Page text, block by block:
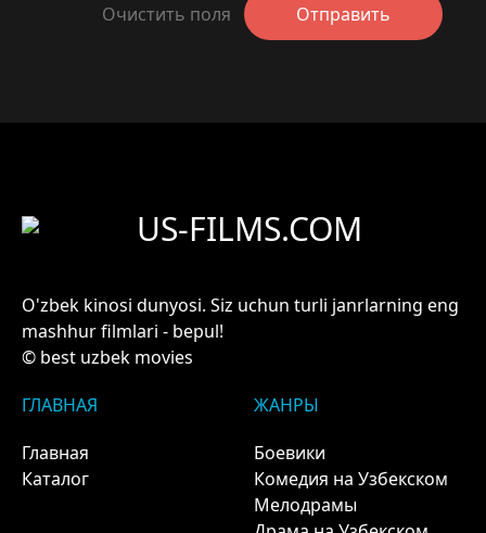
Очистить поля Отправить
US-FILMS.COM
O'zbek kinosi dunyosi. Siz uchun turli janrlarning eng
mashhur filmlari - bepul!
© best uzbek movies
ГЛАВНАЯ
Главная
Каталог
ЖАНРЫ
Боевики
Комедия на Узбекском
Мелодрамы